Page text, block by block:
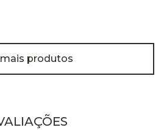
mais produtos